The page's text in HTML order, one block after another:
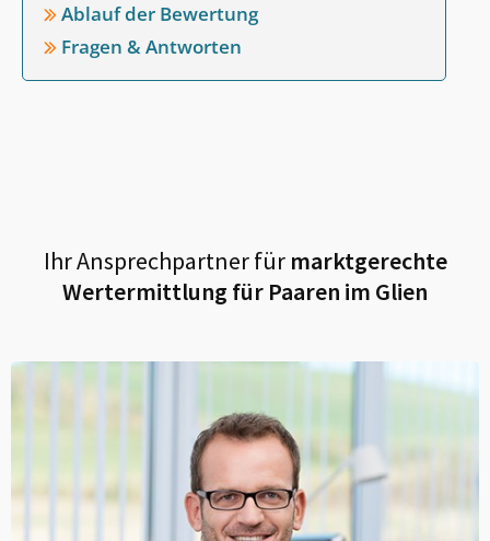
Ablauf der Bewertung
Fragen & Antworten
Ihr Ansprechpartner fürmarktgerechte
Wertermittlung für Paaren im Glien